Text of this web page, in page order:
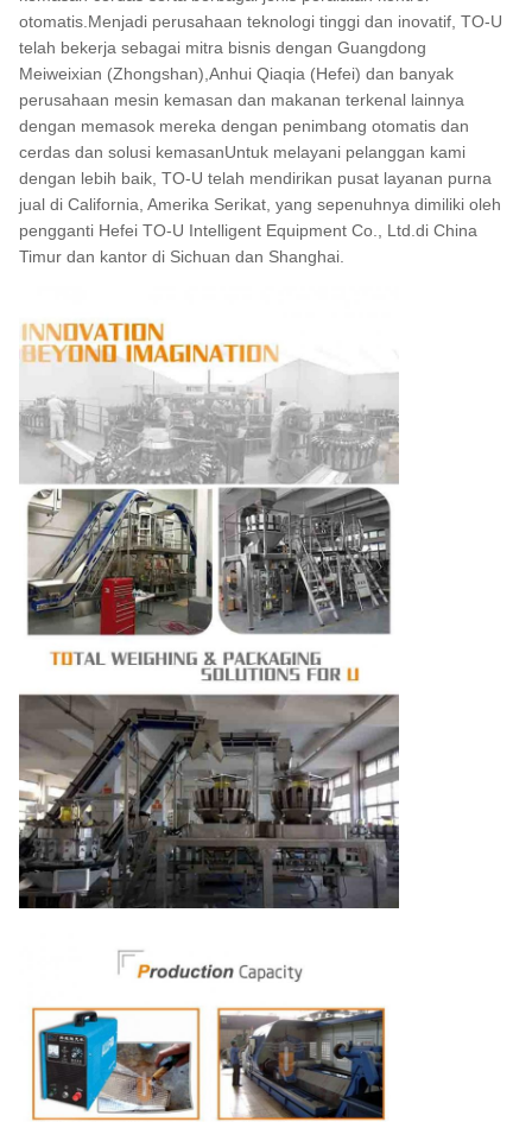
otomatis.Menjadi perusahaan teknologi tinggi dan inovatif, TO-U
telah bekerja sebagai mitra bisnis dengan Guangdong
Meiweixian (Zhongshan),Anhui Qiaqia (Hefei) dan banyak
perusahaan mesin kemasan dan makanan terkenal lainnya
dengan memasok mereka dengan penimbang otomatis dan
cerdas dan solusi kemasanUntuk melayani pelanggan kami
dengan lebih baik, TO-U telah mendirikan pusat layanan purna
jual di California, Amerika Serikat, yang sepenuhnya dimiliki oleh
pengganti Hefei TO-U Intelligent Equipment Co., Ltd.di China
Timur dan kantor di Sichuan dan Shanghai.